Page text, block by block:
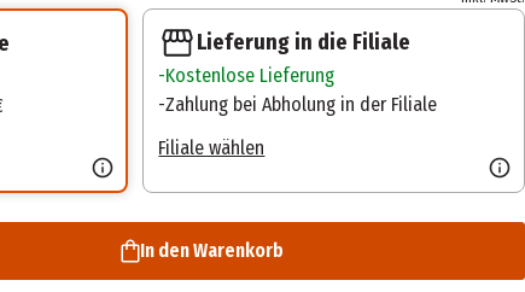
Lieferung in die Filiale
Kostenlose Lieferung
Zahlung bei Abholung in der Filiale
Filiale wählen
In den Warenkorb